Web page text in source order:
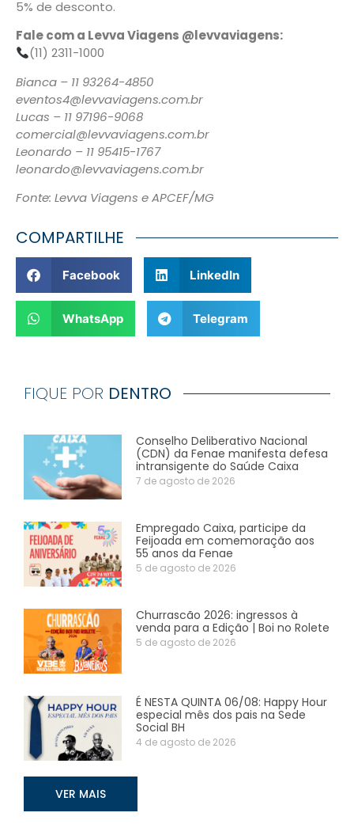
5% de desconto.
Fale com a Levva Viagens @levvaviagens:
(11) 2311-1000
Bianca – 11 93264-4850
eventos4@levvaviagens.com.br
Lucas – 11 97196-9068
comercial@levvaviagens.com.br
Leonardo – 11 95415-1767
leonardo@levvaviagens.com.br
Fonte: Levva Viagens e APCEF/MG
COMPARTILHE
Facebook LinkedIn
WhatsApp Telegram
FIQUE POR DENTRO
Conselho Deliberativo Nacional
(CDN) da Fenae manifesta defesa
intransigente do Saúde Caixa
7 de agosto de 2026
Empregado Caixa, participe da
Feijoada em comemoração aos
55 anos da Fenae
5 de agosto de 2026
Churrascão 2026: ingressos à
venda para a Edição | Boi no Rolete
5 de agosto de 2026
É NESTA QUINTA 06/08: Happy Hour
especial mês dos pais na Sede
Social BH
4 de agosto de 2026
VER MAIS